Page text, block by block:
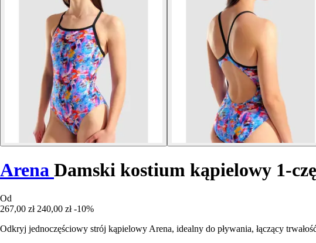
Arena Damski kostium kąpielowy 1-
Od
267,00 zł 240,00 zł -10%
Odkryj jednoczęściowy strój kąpielowy Arena, idealny do pływania, łączący